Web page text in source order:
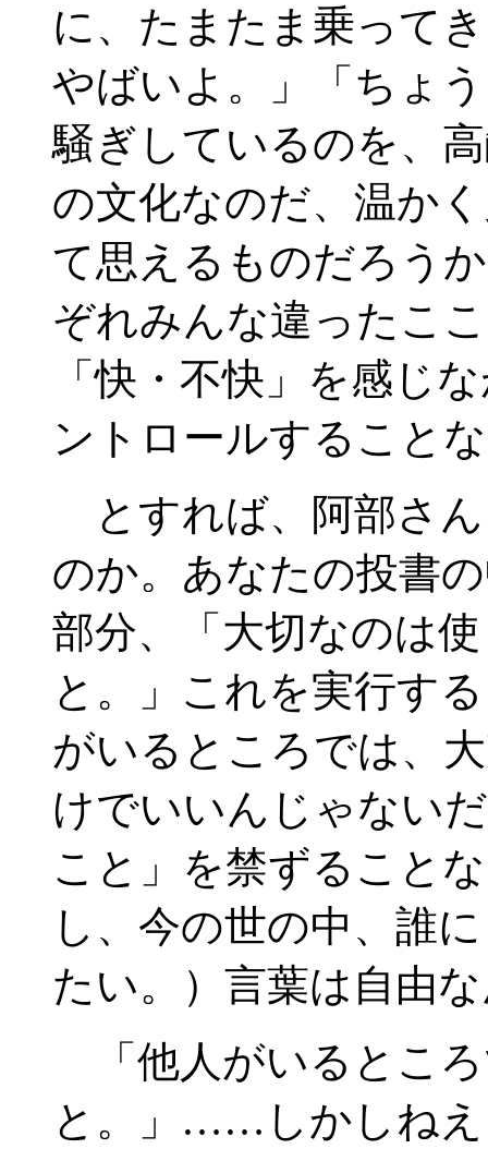
に、たまたま乗って
やばいよ。」「ちょ
騒ぎしているのを、
の文化なのだ、温か
て思えるものだろう
ぞれみんな違ったこ
「快・不快」を感じ
ントロールすること
とすれば、阿部さ
のか。あなたの投書
部分、「大切なのは
と。」これを実行す
がいるところでは、
けでいいんじゃない
こと」を禁ずること
し、今の世の中、誰
たい。）言葉は自由
「他人がいるとこ
と。」……しかしねえ